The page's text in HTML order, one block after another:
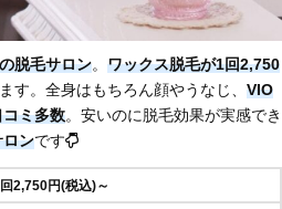
脱毛サロン。 ワックス脱毛が1回2,750
す。全身はもちろん顔やうなじ、 VIO
ミ多数。安いのに脱毛効果が実感でき
ロンです
2,750円(税込)～